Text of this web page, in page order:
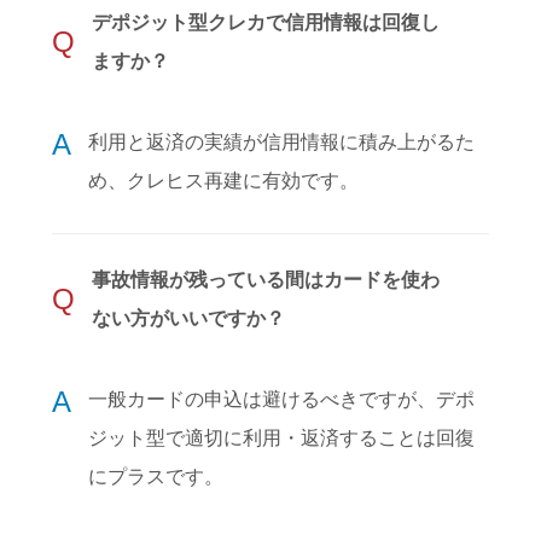
Q
デポジット型クレカで信用情報は回復し
ますか？
A
利用と返済の実績が信用情報に積み上がるた
め、クレヒス再建に有効です。
Q
事故情報が残っている間はカードを使わ
ない方がいいですか？
A
一般カードの申込は避けるべきですが、デポ
ジット型で適切に利用・返済することは回復
にプラスです。